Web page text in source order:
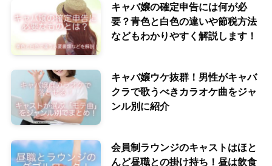
キャバ嬢の確定申告には何が必
要？青色と白色の違いや節税方法
などもわかりやすく解説します！
キャバ嬢ウケ抜群！男性がキャバ
クラで歌うべきカラオケ曲をジャ
ンル別に紹介
会員制ラウンジのキャストはほと
んど昼職との掛け持ち！昼は飲食